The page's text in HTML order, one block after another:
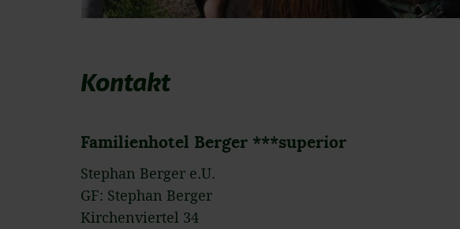
Kontakt
Familienhotel Berger ***superior
Stephan Berger e.U.
GF: Stephan Berger
Kirchenviertel 34